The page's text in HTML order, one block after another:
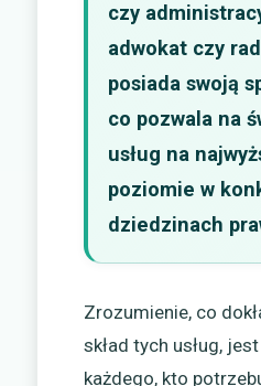
czy
adwokat czy
posiada swoją
co pozwala na
usług na
poziomie w
dziedzinach
Zrozumienie, co
skład tych usług,
każdego, kto